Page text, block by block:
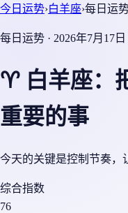
今日运势›白羊座›每日运
每日运势 · 2026年7月17日
♈ 白羊座：
重要的事
今天的关键是控制节奏，
综合指数
76